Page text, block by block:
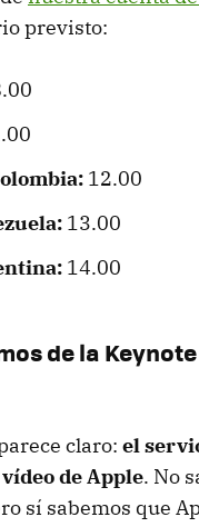
previsto:
12.00
13.00
14.00
de la
claro: el
de Apple. No
sí sabemos que